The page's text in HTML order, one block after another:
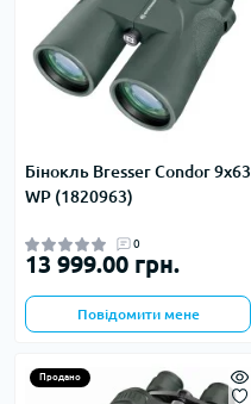
Бінокль Bresser Condor 9x63
WP (1820963)
0
13 999.00 грн.
Повідомити мене
Продано